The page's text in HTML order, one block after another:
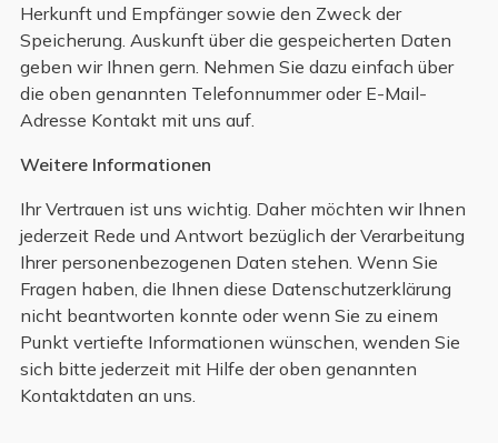
Herkunft und Empfänger sowie den Zweck der
Speicherung. Auskunft über die gespeicherten Daten
geben wir Ihnen gern. Nehmen Sie dazu einfach über
die oben genannten Telefonnummer oder E-Mail-
Adresse Kontakt mit uns auf.
Weitere Informationen
Ihr Vertrauen ist uns wichtig. Daher möchten wir Ihnen
jederzeit Rede und Antwort bezüglich der Verarbeitung
Ihrer personenbezogenen Daten stehen. Wenn Sie
Fragen haben, die Ihnen diese Datenschutzerklärung
nicht beantworten konnte oder wenn Sie zu einem
Punkt vertiefte Informationen wünschen, wenden Sie
sich bitte jederzeit mit Hilfe der oben genannten
Kontaktdaten an uns.